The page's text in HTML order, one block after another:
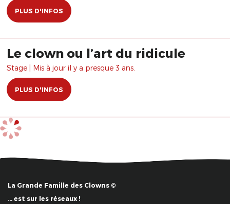
PLUS D'INFOS
Le clown ou l’art du ridicule
Stage | Mis à jour il y a presque 3 ans.
PLUS D'INFOS
La Grande Famille des Clowns ©
… est sur les réseaux !